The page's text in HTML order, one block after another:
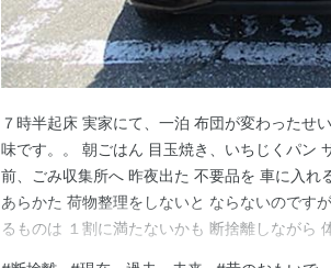
７時半起床 実家にて、一泊 布団が変わったせ
味です。。 朝ごはん 目玉焼き、いちじくパン
前、ごみ収集所へ 昨夜出た 不要品を 車に入れ
あらかた 荷物整理をしないと ならないのです
るものは １割に満たないかも 断捨離しながら